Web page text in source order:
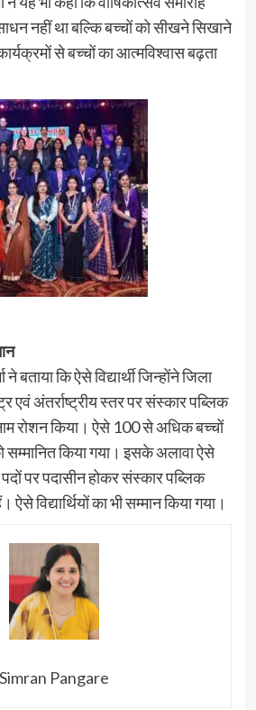
नहीं था बल्कि बच्चों को सीखने सिखाने
से बच्चों का आत्मविश्वास बढ़ता
ने बताया कि ऐसे विद्यार्थी जिन्होंने जिला
एवं अंतर्राष्ट्रीय स्तर पर संस्कार पब्लिक
रोशन किया। ऐसे 100 से अधिक बच्चों
किया गया। इसके अलावा ऐसे
पदों पर पदासीन होकर संस्कार पब्लिक
विद्यार्थियों का भी सम्मान किया गया।
Simran Pangare